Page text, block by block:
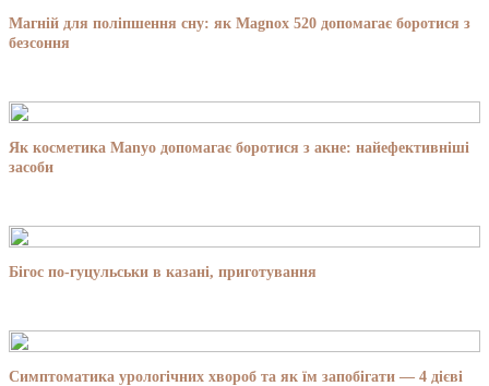
Магній для поліпшення сну: як Magnox 520 допомагає боротися з
безсоння
Як косметика Manyo допомагає боротися з акне: найефективніші
засоби
Бігос по-гуцульськи в казані, приготування
Симптоматика урологічних хвороб та як їм запобігати — 4 дієві